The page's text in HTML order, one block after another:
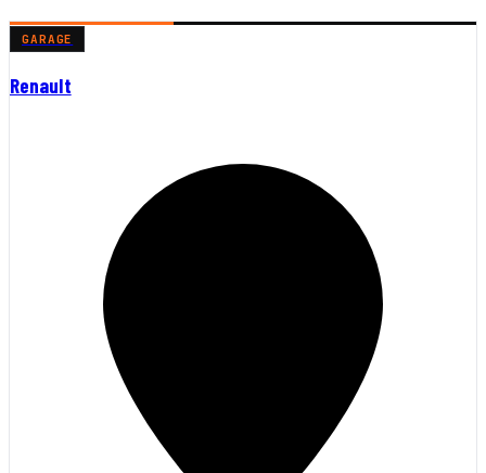
GARAGE
Renault